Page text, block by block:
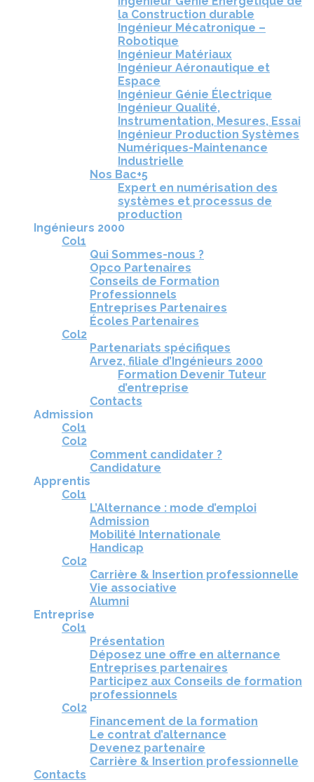
la Construction durable
Ingénieur Mécatronique –
Robotique
Ingénieur Matériaux
Ingénieur Aéronautique et
Espace
Ingénieur Génie Électrique
Ingénieur Qualité,
Instrumentation, Mesures, Essai
Ingénieur Production Systèmes
Numériques-Maintenance
Industrielle
Nos Bac+5
Expert en numérisation des
systèmes et processus de
production
Ingénieurs 2000
Col1
Qui Sommes-nous ?
Opco Partenaires
Conseils de Formation
Professionnels
Entreprises Partenaires
Écoles Partenaires
Col2
Partenariats spécifiques
Arvez, filiale d’Ingénieurs 2000
Formation Devenir Tuteur
d’entreprise
Contacts
Admission
Col1
Col2
Comment candidater ?
Candidature
Apprentis
Col1
L’Alternance : mode d’emploi
Admission
Mobilité Internationale
Handicap
Col2
Carrière & Insertion professionnelle
Vie associative
Alumni
Entreprise
Col1
Présentation
Déposez une offre en alternance
Entreprises partenaires
Participez aux Conseils de formation
professionnels
Col2
Financement de la formation
Le contrat d’alternance
Devenez partenaire
Carrière & Insertion professionnelle
Contacts